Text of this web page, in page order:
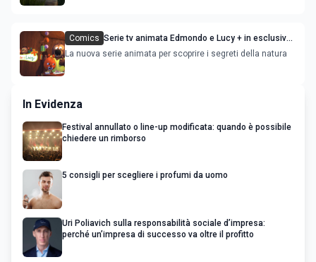
Comics Serie tv animata Edmondo e Lucy + in esclusiva
su RaiPlay
La nuova serie animata per scoprire i segreti della natura
In Evidenza
Festival annullato o line-up modificata: quando è possibile
chiedere un rimborso
5 consigli per scegliere i profumi da uomo
Uri Poliavich sulla responsabilità sociale d’impresa:
perché un’impresa di successo va oltre il profitto